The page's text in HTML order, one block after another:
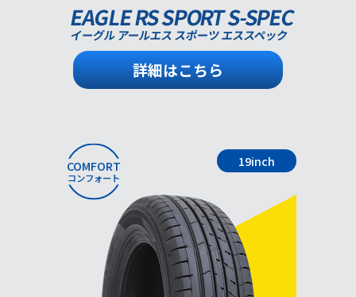
EAGLE RS SPORT S-SPEC
イーグル アールエス スポーツ エススペック
詳細はこちら
COMFORT
コンフォート
19inch